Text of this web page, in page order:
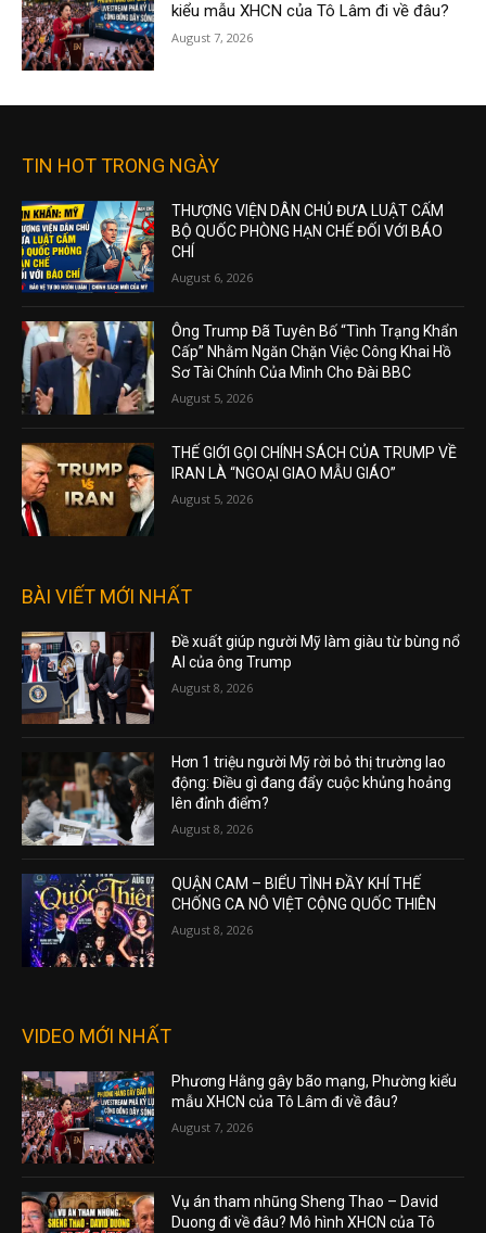
kiểu mẫu XHCN của Tô Lâm đi về đâu?
August 7, 2026
TIN HOT TRONG NGÀY
THƯỢNG VIỆN DÂN CHỦ ĐƯA LUẬT CẤM
BỘ QUỐC PHÒNG HẠN CHẾ ĐỐI VỚI BÁO
CHÍ
August 6, 2026
Ông Trump Đã Tuyên Bố “Tình Trạng Khẩn
Cấp” Nhằm Ngăn Chặn Việc Công Khai Hồ
Sơ Tài Chính Của Mình Cho Đài BBC
August 5, 2026
THẾ GIỚI GỌI CHÍNH SÁCH CỦA TRUMP VỀ
IRAN LÀ “NGOẠI GIAO MẪU GIÁO”
August 5, 2026
BÀI VIẾT MỚI NHẤT
Đề xuất giúp người Mỹ làm giàu từ bùng nổ
AI của ông Trump
August 8, 2026
Hơn 1 triệu người Mỹ rời bỏ thị trường lao
động: Điều gì đang đẩy cuộc khủng hoảng
lên đỉnh điểm?
August 8, 2026
QUẬN CAM – BIỂU TÌNH ĐẦY KHÍ THẾ
CHỐNG CA NÔ VIỆT CỘNG QUỐC THIÊN
August 8, 2026
VIDEO MỚI NHẤT
Phương Hằng gây bão mạng, Phường kiểu
mẫu XHCN của Tô Lâm đi về đâu?
August 7, 2026
Vụ án tham nhũng Sheng Thao – David
Duong đi về đâu? Mô hình XHCN của Tô